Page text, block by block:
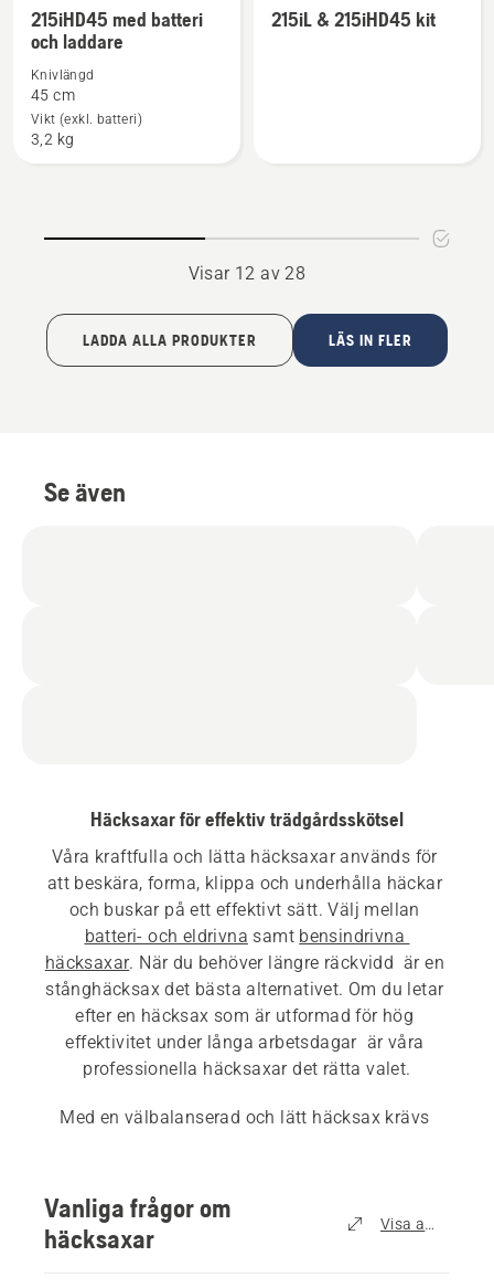
mer
information
om
215iHD45
med
häcksaxar
215iHD45 med batteri
och laddare
Knivlängd
45 cm
Vikt (exkl. batteri)
3,2 kg
mer
häcksaxar
215iL & 215iHD45 kit
Visar 12 av 28
LADDA ALLA PRODUKTER LÄS IN FLER
Se även
Häcksaxar för effektiv trädgårdsskötsel
Våra kraftfulla och lätta häcksaxar används för
att beskära, forma, klippa och underhålla häckar
batteri- och eldrivna samt bensindrivna
häcksaxar. När du behöver längre räckvidd är en
stånghäcksax det bästa alternativet. Om du letar
efter en häcksax som är utformad för hög
effektivitet under långa arbetsdagar är våra
professionella häcksaxar det rätta valet.
Med en välbalanserad och lätt häcksax krävs
från sida till sida när du trimmar och klipper.
Enkelsidiga balkar passar bra för långa drag över
häckar. Välj mellan olika balklängder och hitta
Vanliga frågor om
häcksaxar
Visa alla